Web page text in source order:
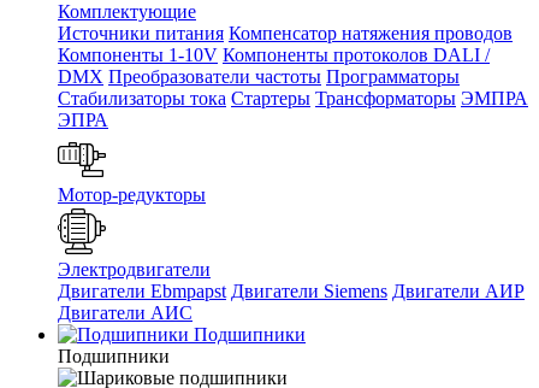
Комплектующие
Источники питания Компенсатор натяжения проводов
Компоненты 1-10V Компоненты протоколов DALI /
DMX Преобразователи частоты Программаторы
Стабилизаторы тока Стартеры Трансформаторы ЭМПРА
ЭПРА
Мотор-редукторы
Электродвигатели
Двигатели Ebmpapst Двигатели Siemens Двигатели АИР
Двигатели АИС
Подшипники
Подшипники